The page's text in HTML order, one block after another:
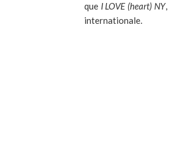
que I LOVE (heart) NY,
internationale.